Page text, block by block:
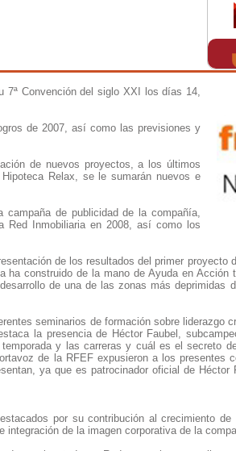
7ª Convención del siglo XXI los días 14,
de 2007, así como las previsiones y
de nuevos proyectos, a los últimos
Relax, se le sumarán nuevos e
de publicidad de la compañía,
Red Inmobiliaria en 2008, así como los
de los resultados del primer proyecto
construido de la mano de Ayuda en Acción
de una de las zonas más deprimidas
seminarios de formación sobre liderazgo
la presencia de Héctor Faubel,
y las carreras y cuál es el secreto
de la RFEF expusieron a los presentes
ya que es patrocinador oficial de
por su contribución al crecimiento
de la imagen corporativa de la